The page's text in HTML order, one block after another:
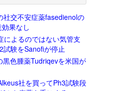
社交不安症薬fasedienolの
果なし
によるのではない気管支
試験をSanofiが停止
黒色腫薬Tudriqevを米国が
社を買ってPh3試験段